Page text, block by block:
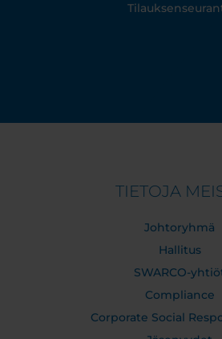
TIETOJA
Johtoryhmä
Hallitus
SWARCO-
Compliance
Corporate Social